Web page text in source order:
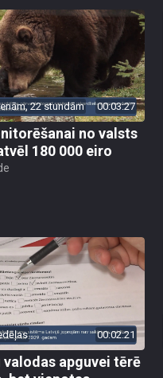
22 stundām 00:03:27
no valsts
180 000 eiro
00:02:21
valodas apguvei tērē